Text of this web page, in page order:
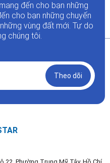
đến cho bạn những
cho bạn những chuyến
vùng đất mới. Tự do
chúng tôi.
Theo dõi